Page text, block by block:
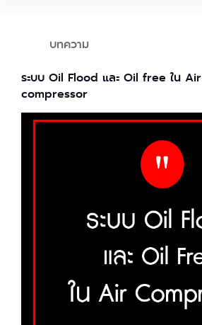
บทความ
ระบบ Oil Flood และ Oil free ใน Air
compressor